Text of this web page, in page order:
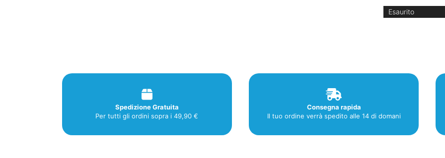
Esaurito
Spedizione Gratuita
Per tutti gli ordini sopra i 49,90 €
Consegna rapida
Il tuo ordine verrà spedito alle 14 di domani